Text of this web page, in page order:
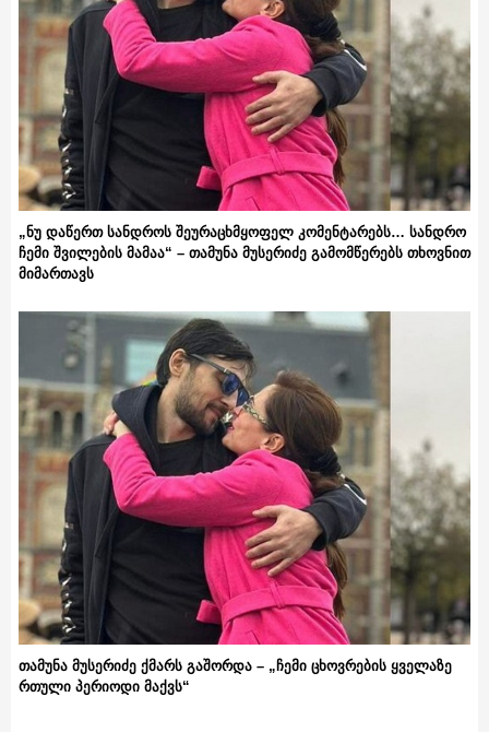
„ნუ დაწერთ სანდროს შეურაცხმყოფელ კომენტარებს… სანდრო
ჩემი შვილების მამაა“ – თამუნა მუსერიძე გამომწერებს თხოვნით
მიმართავს
თამუნა მუსერიძე ქმარს გაშორდა – „ჩემი ცხოვრების ყველაზე
რთული პერიოდი მაქვს“